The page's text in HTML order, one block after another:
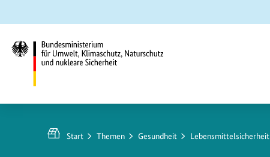
Hauptinhalt
springen
Suche
springen
Hauptnavigation
springen
Umwelt,
Klimaschutz,
Start Themen Gesundheit Lebensmittelsicherheit